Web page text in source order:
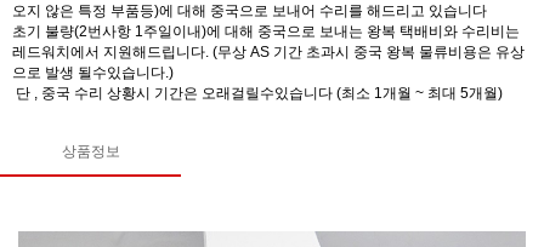
오지 않은 특정 부품등)에 대해 중국으로 보내어 수리를 해드리고 있습니다
초기 불량(2번사항 1주일이내)에 대해 중국으로 보내는 왕복 택배비와 수리비는
레드워치에서 지원해드립니다. (무상 AS 기간 초과시 중국 왕복 물류비용은 유상
으로 발생 될수있습니다.)
단 , 중국 수리 상황시 기간은 오래걸릴수있습니다 (최소 1개월 ~ 최대 5개월)
상품정보